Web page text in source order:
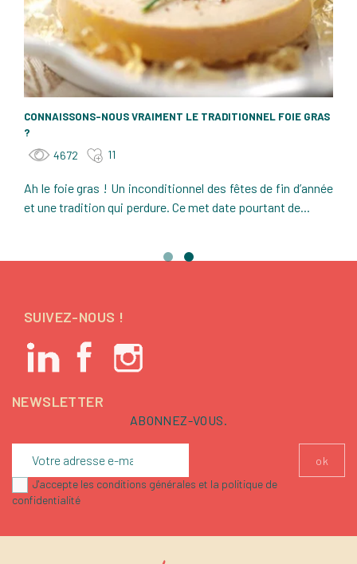
CONNAISSONS-NOUS VRAIMENT LE TRADITIONNEL FOIE GRAS
?
4672 11
Ah le foie gras ! Un inconditionnel des fêtes de fin d’année
et une tradition qui perdure. Ce met date pourtant de...
SUIVEZ-NOUS !
NEWSLETTER
ABONNEZ-VOUS.
J'accepte les conditions générales et la politique de
confidentialité